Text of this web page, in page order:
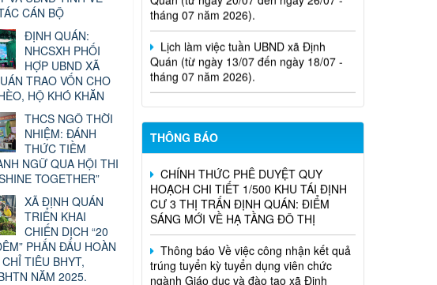
Lịch làm việc tuần UBND xã Định
Quán (từ ngày 13/07 đến ngày 18/07 -
tháng 07 năm 2026).
THÔNG BÁO
Nghị Quyết Về việc sắp xếp, điều
chỉnh, đổi tên các ấp trên địa bàn xã
Định Quán
CHÍNH THỨC PHÊ DUYỆT QUY
HOẠCH CHI TIẾT 1/500 KHU TÁI ĐỊNH
CƯ 3 THỊ TRẤN ĐỊNH QUÁN: ĐIỂM
SÁNG MỚI VỀ HẠ TẦNG ĐÔ THỊ
Thông báo Về việc công nhận kết quả
trúng tuyển kỳ tuyển dụng viên chức
ngành Giáo dục và đào tạo xã Định
Quán năm học 2025-2026
CÁN BỘ
ĐỊNH QUÁN:
NHCSXH PHỐI
HỢP UBND XÃ
TRAO VỐN CHO
HỘ KHÓ KHĂN
THCS NGÔ THỜI
NHIỆM: ĐÁNH
THỨC TIỀM
NGỮ QUA HỘI THI
TOGETHER”
XÃ ĐỊNH QUÁN
TRIỂN KHAI
CHIẾN DỊCH “20
PHẤN ĐẤU HOÀN
TIÊU BHYT,
NĂM 2025.